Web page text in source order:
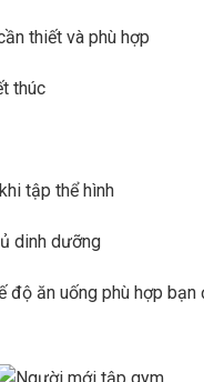
thiết và phù hợp
thúc
tập thể hình
dinh dưỡng
độ ăn uống phù hợp